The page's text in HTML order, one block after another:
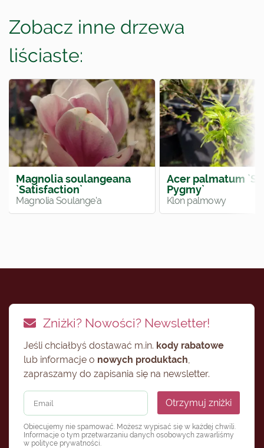
Zobacz inne drzewa
liściaste:
Magnolia soulangeana
`Satisfaction`
Magnolia Soulange'a
Acer palmatum
Pygmy`
Klon palmowy
Zniżki? Nowości? Newsletter!
Jeśli chciałbyś dostawać m.in. kody rabatowe
lub informacje o nowych produktach
zapraszamy do zapisania się na newsletter.
Otrzymuj zniżki
Obiecujemy nie spamować. Możesz wypisać się w każdej chwili.
Informacje o tym przetwarzaniu danych osobowych zawarliśmy
w polityce prywatności